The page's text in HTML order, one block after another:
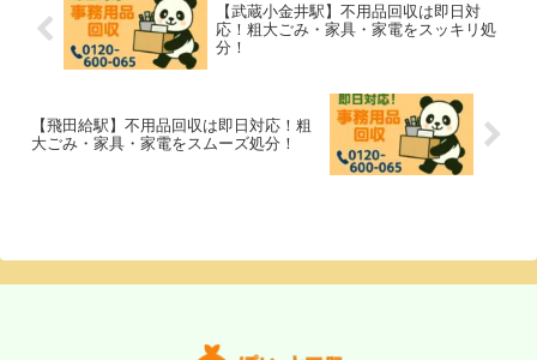
【武蔵小金井駅】不用品回収は即日対
応！粗大ごみ・家具・家電をスッキリ処
分！
【飛田給駅】不用品回収は即日対応！粗
大ごみ・家具・家電をスムーズ処分！